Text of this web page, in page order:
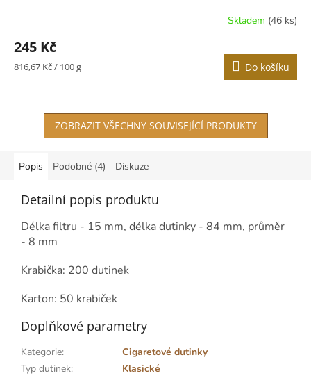
Skladem (46 ks)
245 Kč
Měrná
816,67 Kč / 100 g Do košíku
ZOBRAZIT VŠECHNY SOUVISEJÍCÍ PRODUKTY
Popis Podobné (4) Diskuze
Detailní popis produktu
Délka filtru - 15 mm, délka dutinky - 84 mm, průměr
- 8 mm
Krabička: 200 dutinek
Karton: 50 krabiček
Doplňkové parametry
Kategorie:
Cigaretové dutinky
Typ dutinek:
Klasické